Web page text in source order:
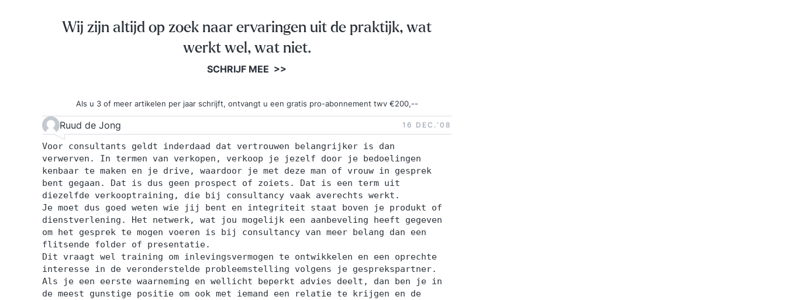
Wij zijn altijd op zoek naar ervaringen uit de praktijk, wat
werkt wel, wat niet.
SCHRIJF MEE >>
Als u 3 of meer artikelen per jaar schrijft, ontvangt u een gratis pro-abonnement twv €200,--
Ruud de Jong 16 DEC.‘08
Voor consultants geldt inderdaad dat vertrouwen belangrijker is dan
verwerven. In termen van verkopen, verkoop je jezelf door je bedoelingen
kenbaar te maken en je drive, waardoor je met deze man of vrouw in gesprek
bent gegaan. Dat is dus geen prospect of zoiets. Dat is een term uit
diezelfde verkooptraining, die bij consultancy vaak averechts werkt.
Je moet dus goed weten wie jij bent en integriteit staat boven je produkt of
dienstverlening. Het netwerk, wat jou mogelijk een aanbeveling heeft gegeven
om het gesprek te mogen voeren is bij consultancy van meer belang dan een
flitsende folder of presentatie.
Dit vraagt wel training om inlevingsvermogen te ontwikkelen en een oprechte
interesse in de veronderstelde probleemstelling volgens je gesprekspartner.
Als je een eerste waarneming en wellicht beperkt advies deelt, dan ben je in
de meest gunstige positie om ook met iemand een relatie te krijgen en de